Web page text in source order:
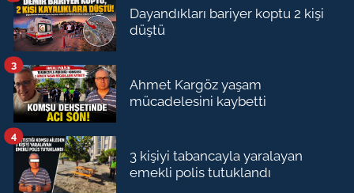
Dayandıkları bariyer koptu 2 kişi
düştü
Ahmet Kargöz yaşam
mücadelesini kaybetti
3
3 kişiyi tabancayla yaralayan
emekli polis tutuklandı
4